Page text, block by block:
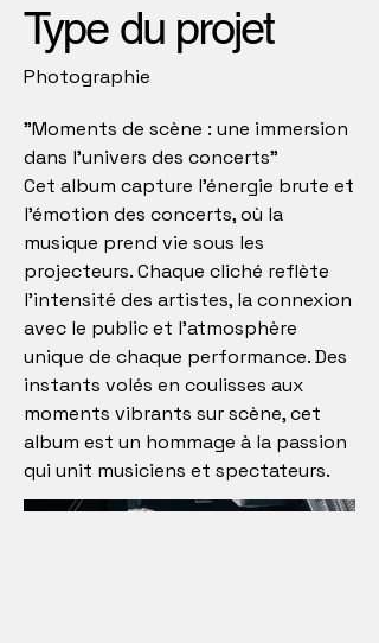
Type du projet
Photographie
"Moments de scène : une immersion
dans l'univers des concerts"
Cet album capture l'énergie brute et
l'émotion des concerts, où la
musique prend vie sous les
projecteurs. Chaque cliché reflète
l'intensité des artistes, la connexion
avec le public et l'atmosphère
unique de chaque performance. Des
instants volés en coulisses aux
moments vibrants sur scène, cet
album est un hommage à la passion
qui unit musiciens et spectateurs.